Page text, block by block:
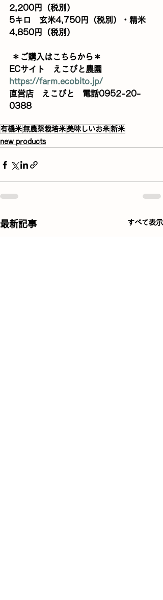
2,200円（税別）
5キロ　玄米4,750円（税別）・精米
4,850円（税別）
＊ご購入はこちらから＊
ECサイト　えこびと農園
https://farm.ecobito.jp/
直営店　えこびと　電話0952-20-
0388
有機米無農薬栽培米 美味しいお米新米
new products
最新記事 すべて表示